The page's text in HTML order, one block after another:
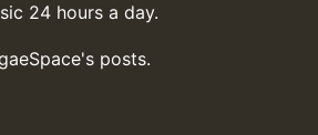
24 hours a day.
posts.